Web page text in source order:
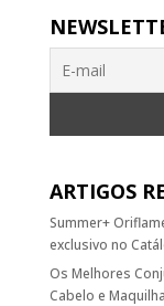
ARTIGOS
Summer+
exclusivo no
Os Melhores
Cabelo e